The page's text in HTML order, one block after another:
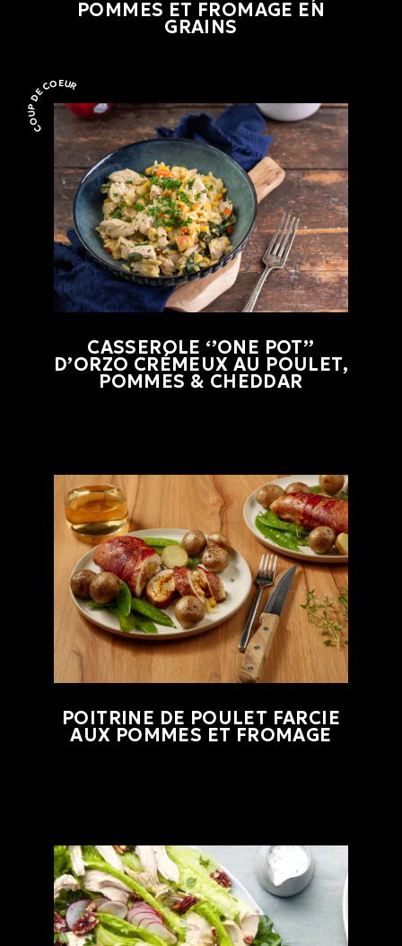
POMMES ET FROMAGE EN
GRAINS
CASSEROLE ‘’ONE POT’’
D’ORZO CRÉMEUX AU POULET,
POMMES & CHEDDAR
Coup de coeur
COUP DE COEUR
POITRINE DE POULET FARCIE
AUX POMMES ET FROMAGE